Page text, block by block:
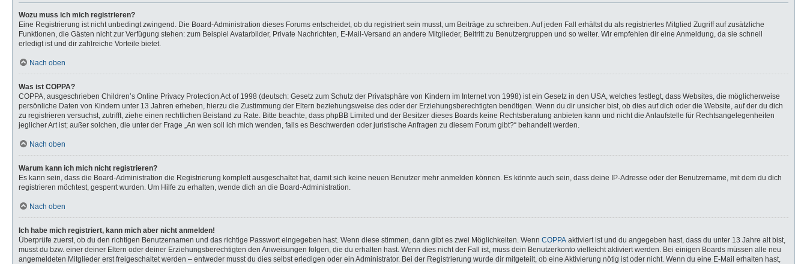
Wozu muss ich mich registrieren?
Eine Registrierung ist nicht unbedingt zwingend. Die Board-Administration dieses Forums entscheidet, ob du registriert sein musst, um Beiträge zu schreiben. Auf jeden Fall erhältst du als registriertes Mitglied Zugriff auf zusätzliche
Funktionen, die Gästen nicht zur Verfügung stehen: zum Beispiel Avatarbilder, Private Nachrichten, E-Mail-Versand an andere Mitglieder, Beitritt zu Benutzergruppen und so weiter. Wir empfehlen dir eine Anmeldung, da sie schnell
erledigt ist und dir zahlreiche Vorteile bietet.
Nach oben
Was ist COPPA?
COPPA, ausgeschrieben Children’s Online Privacy Protection Act of 1998 (deutsch: Gesetz zum Schutz der Privatsphäre von Kindern im Internet von 1998) ist ein Gesetz in den USA, welches festlegt, dass Websites, die möglicherweise
persönliche Daten von Kindern unter 13 Jahren erheben, hierzu die Zustimmung der Eltern beziehungsweise des oder der Erziehungsberechtigten benötigen. Wenn du dir unsicher bist, ob dies auf dich oder die Website, auf der du dich
zu registrieren versuchst, zutrifft, ziehe einen rechtlichen Beistand zu Rate. Bitte beachte, dass phpBB Limited und der Besitzer dieses Boards keine Rechtsberatung anbieten kann und nicht die Anlaufstelle für Rechtsangelegenheiten
jeglicher Art ist; außer solchen, die unter der Frage „An wen soll ich mich wenden, falls es Beschwerden oder juristische Anfragen zu diesem Forum gibt?“ behandelt werden.
Nach oben
Warum kann ich mich nicht registrieren?
Es kann sein, dass die Board-Administration die Registrierung komplett ausgeschaltet hat, damit sich keine neuen Benutzer mehr anmelden können. Es könnte auch sein, dass deine IP-Adresse oder der Benutzername, mit dem du dich
registrieren möchtest, gesperrt wurden. Um Hilfe zu erhalten, wende dich an die Board-Administration.
Nach oben
Ich habe mich registriert, kann mich aber nicht anmelden!
Überprüfe zuerst, ob du den richtigen Benutzernamen und das richtige Passwort eingegeben hast. Wenn diese stimmen, dann gibt es zwei Möglichkeiten. Wenn COPPA aktiviert ist und du angegeben hast, dass du unter 13 Jahre alt bist,
musst du bzw. einer deiner Eltern oder deiner Erziehungsberechtigten den Anweisungen folgen, die du erhalten hast. Wenn dies nicht der Fall ist, muss dein Benutzerkonto vielleicht aktiviert werden. Bei einigen Boards müssen alle neu
angemeldeten Mitglieder erst freigeschaltet werden – entweder musst du dies selbst erledigen oder ein Administrator. Bei der Registrierung wurde dir mitgeteilt, ob eine Aktivierung nötig ist oder nicht. Wenn du eine E-Mail erhalten hast,